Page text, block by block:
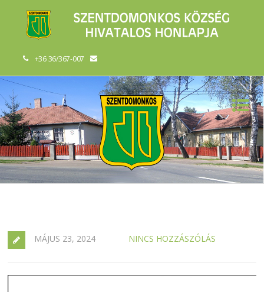
+36 36/367-007
MÁJUS 23, 2024 NINCS HOZZÁSZÓLÁS